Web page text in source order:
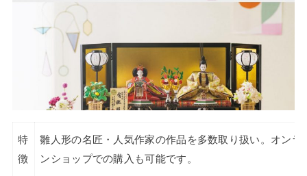
特
徴
雛人形の名匠・人気作家の作品を多数取り扱い。オンラ
ンショップでの購入も可能です。